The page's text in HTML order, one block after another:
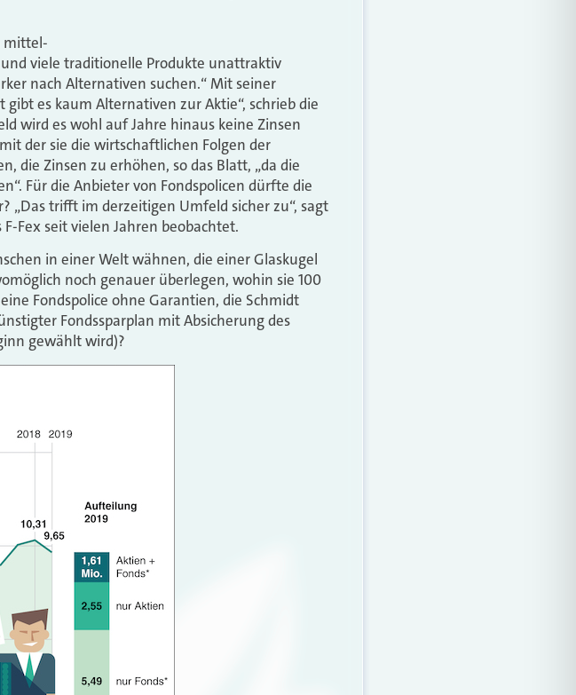
mittel-
viele traditionelle Produkte unattraktiv
nach Alternativen suchen.“ Mit seiner
es kaum Alternativen zur Aktie“, schrieb die
wird es wohl auf Jahre hinaus keine Zinsen
der sie die wirtschaftlichen Folgen der
die Zinsen zu erhöhen, so das Blatt, „da die
Für die Anbieter von Fondspolicen dürfte die
„Das trifft im derzeitigen Umfeld sicher zu“, sagt
Fex seit vielen Jahren beobachtet.
in einer Welt wähnen, die einer Glaskugel
noch genauer überlegen, wohin sie 100
Fondspolice ohne Garantien, die Schmidt
Fondssparplan mit Absicherung des
gewählt wird)?